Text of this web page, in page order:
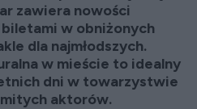
zawiera nowości
w obniżonych
dla najmłodszych.
w mieście to idealny
dni w towarzystwie
aktorów.